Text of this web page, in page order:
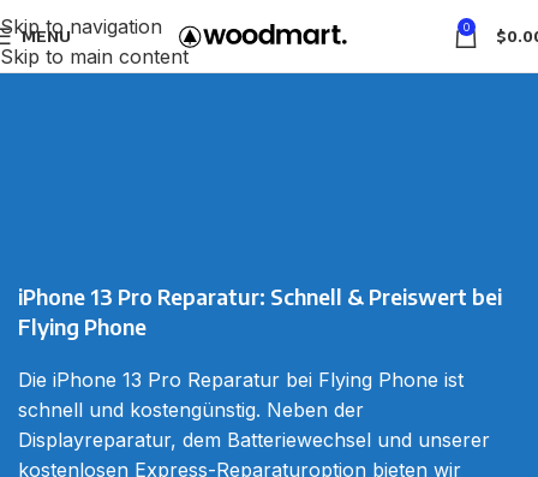
Skip to navigation
Skip to main content
MENU 0 $
iPhone 13 Pro Reparatur: Schnell & Preiswert bei
Flying Phone
Die iPhone 13 Pro Reparatur bei Flying Phone ist
schnell und kostengünstig. Neben der
Displayreparatur, dem Batteriewechsel und unserer
kostenlosen Express-Reparaturoption bieten wir